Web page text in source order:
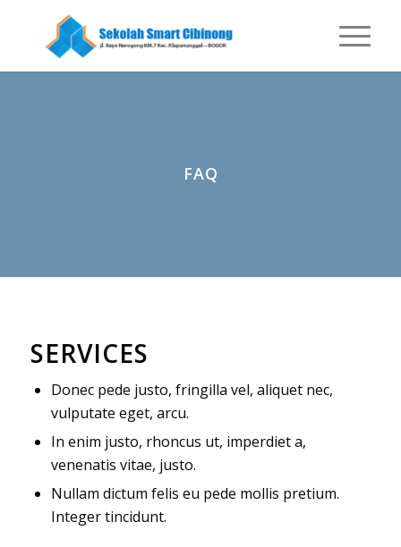
FAQ
SERVICES
Donec pede justo, fringilla vel, aliquet nec,
vulputate eget, arcu.
In enim justo, rhoncus ut, imperdiet a,
venenatis vitae, justo.
Nullam dictum felis eu pede mollis pretium.
Integer tincidunt.